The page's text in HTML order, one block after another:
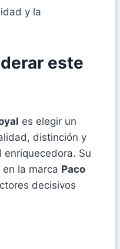
y la
este
es elegir un
distinción y
enriquecedora. Su
la marca Paco
decisivos